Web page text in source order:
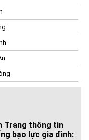
Trang thông tin
bạo lực gia đình: